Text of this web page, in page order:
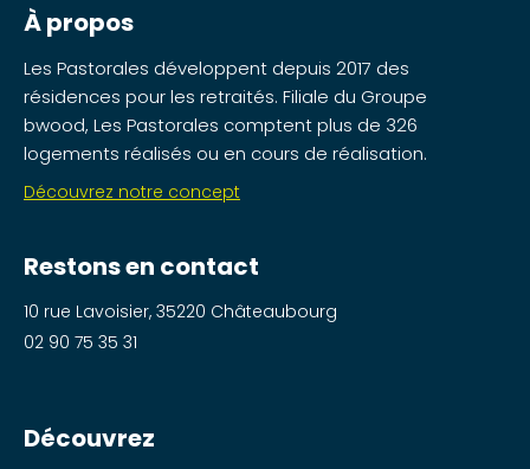
À propos
Les Pastorales développent depuis 2017 des
résidences pour les retraités. Filiale du Groupe
bwood, Les Pastorales comptent plus de 326
logements réalisés ou en cours de réalisation.
Découvrez notre concept
Restons en contact
10 rue Lavoisier, 35220 Châteaubourg
02 90 75 35 31
Découvrez